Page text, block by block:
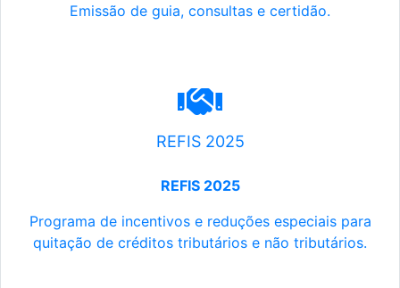
Emissão de guia, consultas e certidão.
REFIS 2025
REFIS 2025
Programa de incentivos e reduções especiais para
quitação de créditos tributários e não tributários.